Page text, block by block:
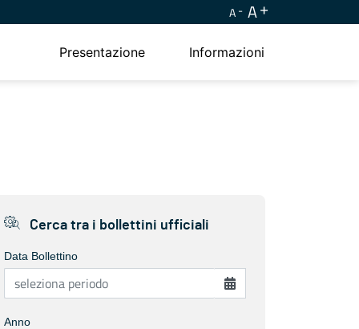
A A
Presentazione Informazioni
Cerca tra i bollettini ufficiali
Data Bollettino
Anno